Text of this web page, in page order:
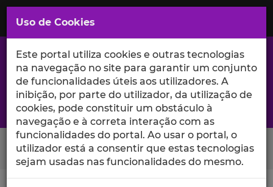
Saltar
para
Conteúdo
Principal
A excelência da investigação e ciência no Iscte
Search Button
Uso de Cookies
Este portal utiliza cookies e outras tecnologias
na navegação no site para garantir um conjunto
de funcionalidades úteis aos utilizadores. A
inibição, por parte do utilizador, da utilização de
cookies, pode constituir um obstáculo à
navegação e à correta interação com as
funcionalidades do portal. Ao usar o portal, o
utilizador está a consentir que estas tecnologias
sejam usadas nas funcionalidades do mesmo.